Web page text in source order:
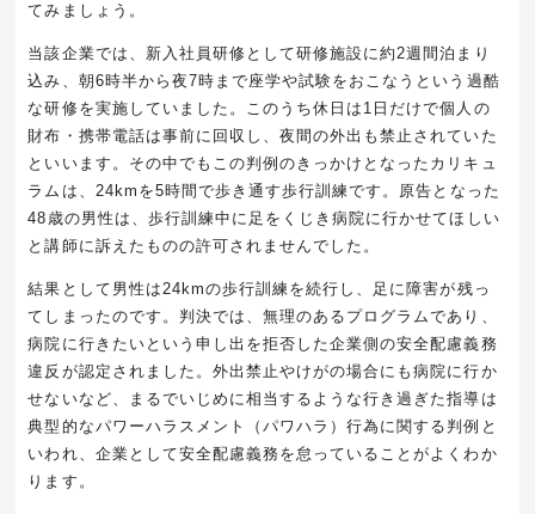
てみましょう。
当該企業では、新入社員研修として研修施設に約2週間泊まり
込み、朝6時半から夜7時まで座学や試験をおこなうという過酷
な研修を実施していました。このうち休日は1日だけで個人の
財布・携帯電話は事前に回収し、夜間の外出も禁止されていた
といいます。その中でもこの判例のきっかけとなったカリキュ
ラムは、24kmを5時間で歩き通す歩行訓練です。原告となった
48歳の男性は、歩行訓練中に足をくじき病院に行かせてほしい
と講師に訴えたものの許可されませんでした。
結果として男性は24kmの歩行訓練を続行し、足に障害が残っ
てしまったのです。判決では、無理のあるプログラムであり、
病院に行きたいという申し出を拒否した企業側の安全配慮義務
違反が認定されました。外出禁止やけがの場合にも病院に行か
せないなど、まるでいじめに相当するような行き過ぎた指導は
典型的なパワーハラスメント（パワハラ）行為に関する判例と
いわれ、企業として安全配慮義務を怠っていることがよくわか
ります。